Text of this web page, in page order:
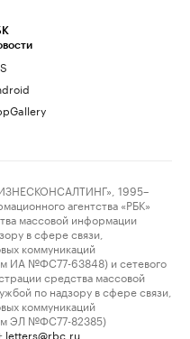
1995–
агентства «РБК»
массовой информации
в сфере связи,
коммуникаций
ИА №ФС77-63848) и сетевого
средства массовой
по надзору в сфере связи,
коммуникаций
ЭЛ №ФС77-82385)
letters@rbc.ru